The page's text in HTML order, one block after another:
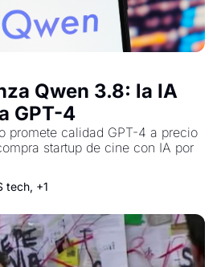
Qwen 3.8: la IA
GPT-4
promete calidad GPT-4 a precio
startup de cine con IA por
tech, +1